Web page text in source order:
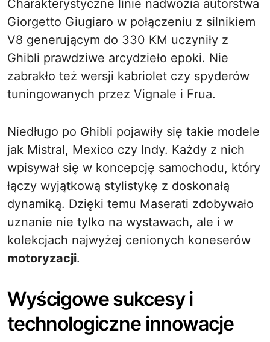
Charakterystyczne linie nadwozia autorstwa
Giorgetto Giugiaro w połączeniu z silnikiem
V8 generującym do 330 KM uczyniły z
Ghibli prawdziwe arcydzieło epoki. Nie
zabrakło też wersji kabriolet czy spyderów
tuningowanych przez Vignale i Frua.
Niedługo po Ghibli pojawiły się takie modele
jak Mistral, Mexico czy Indy. Każdy z nich
wpisywał się w koncepcję samochodu, który
łączy wyjątkową stylistykę z doskonałą
dynamiką. Dzięki temu Maserati zdobywało
uznanie nie tylko na wystawach, ale i w
kolekcjach najwyżej cenionych koneserów
motoryzacji.
Wyścigowe sukcesy i
technologiczne innowacje